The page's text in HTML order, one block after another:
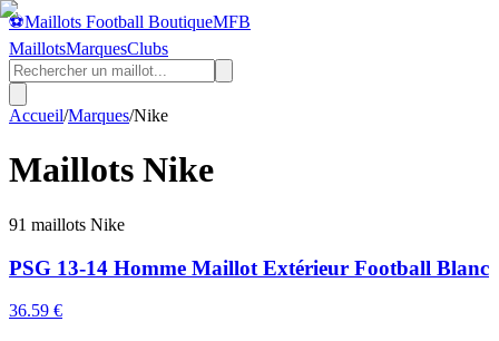
⚽Maillots Football BoutiqueMFB
MaillotsMarquesClubs
Accueil/Marques/Nike
Maillots Nike
91 maillots Nike
PSG 13-14 Homme Maillot Extérieur Football Blanc
36.59 €